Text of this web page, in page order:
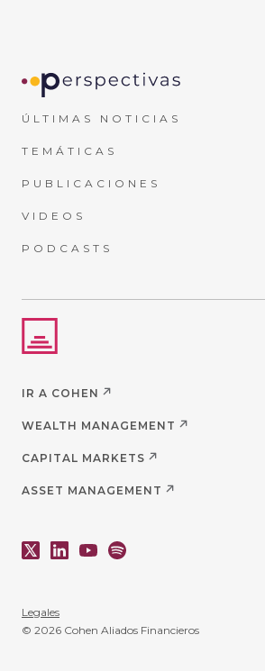
ÚLTIMAS NOTICIAS
TEMÁTICAS
PUBLICACIONES
VIDEOS
PODCASTS
IR A COHEN
WEALTH MANAGEMENT
CAPITAL MARKETS
ASSET MANAGEMENT
Legales
© 2026 Cohen Aliados Financieros